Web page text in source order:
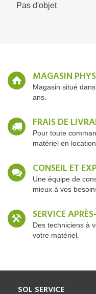
Pas d'objet
MAGASIN
Magasin situé
ans.
FRAIS DE
Pour toute
matériel en
CONSEIL ET
Une équipe de
mieux à vos
SERVICE
Des techniciens à
votre matériel.
SOL SERVICE